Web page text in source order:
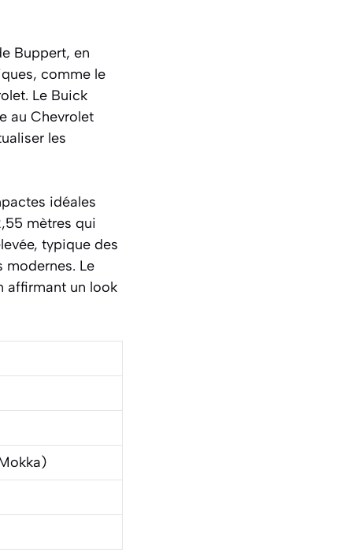
Buppert, en
comme le
Le Buick
au Chevrolet
les
idéales
mètres qui
typique des
modernes. Le
affirmant un look